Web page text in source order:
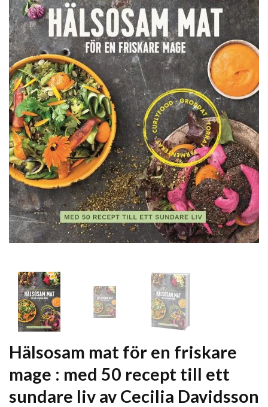
Hälsosam mat för en friskare
mage : med 50 recept till ett
sundare liv av Cecilia Davidsson